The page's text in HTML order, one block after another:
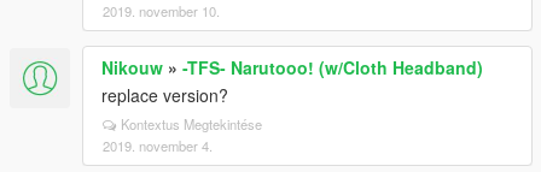
2019. november 10.
Nikouw » -TFS- Narutooo! (w/Cloth Headband)
replace version?
Kontextus Megtekintése
2019. november 4.